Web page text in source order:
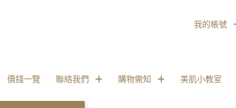
價錢一覽 聯絡我們 購物需知 美肌小教室
我的帳號